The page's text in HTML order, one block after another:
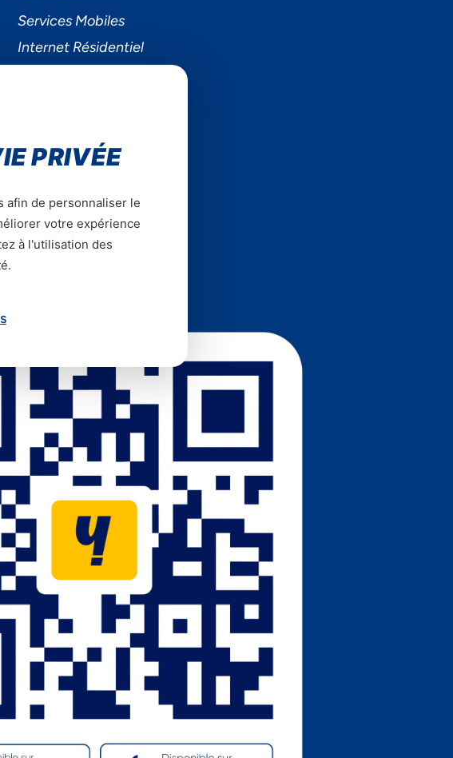
Services Mobiles
Internet Résidentiel
Téléchargez la YasApp
PRIVÉE
afin de personnaliser le
votre expérience
à l'utilisation des